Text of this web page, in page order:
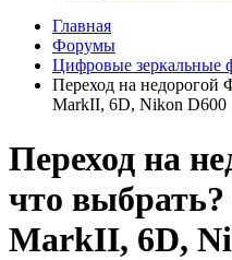
Главная
Форумы
Цифровые зеркальные
Переход на недорогой
MarkII, 6D, Nikon D600
Переход на
что
MarkII, 6D,